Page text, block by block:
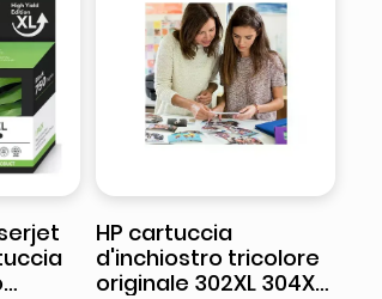
HP cartuccia
d'inchiostro tricolore
originale 302XL 304XL,